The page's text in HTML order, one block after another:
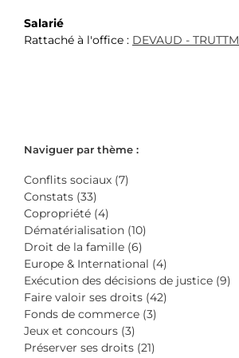
Salarié
Rattaché à l'office : DEVAUD -
Naviguer par thème :
Conflits sociaux (7)
Constats (33)
Copropriété (4)
Dématérialisation (10)
Droit de la famille (6)
Europe & International (4)
Exécution des décisions de justice (9)
Faire valoir ses droits (42)
Fonds de commerce (3)
Jeux et concours (3)
Préserver ses droits (21)